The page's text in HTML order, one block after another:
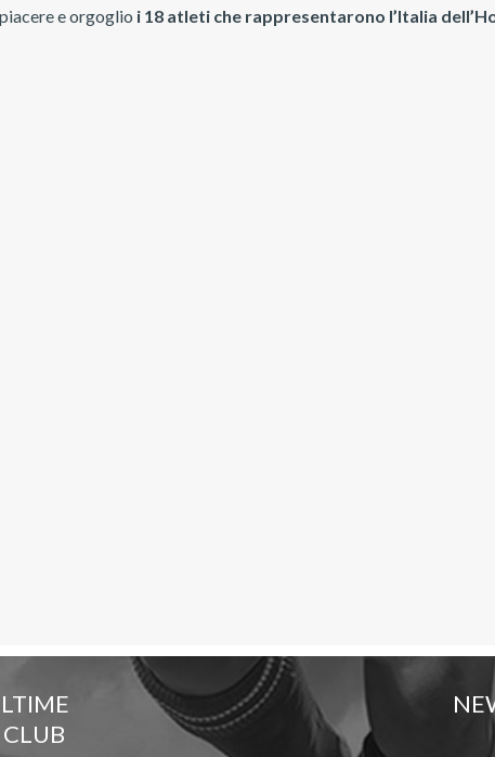
e orgoglio i 18 atleti che rappresentarono l’Italia